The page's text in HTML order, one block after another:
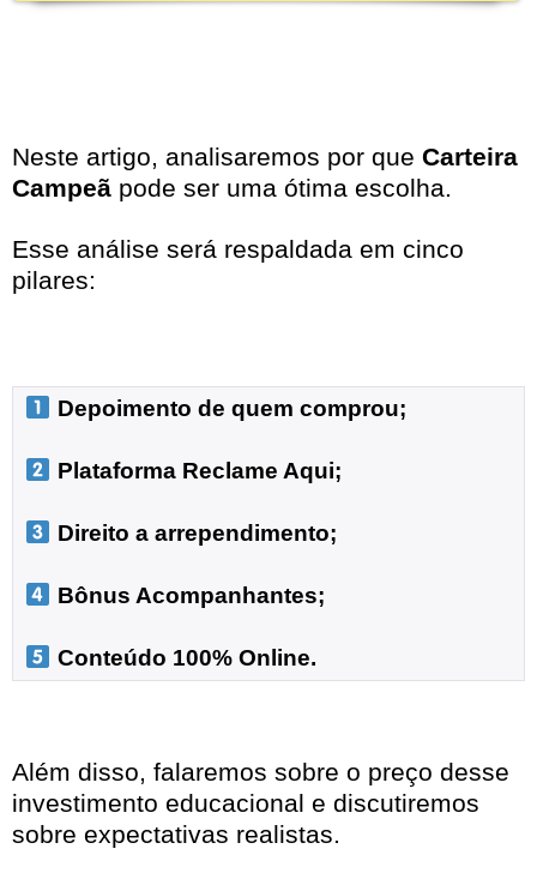
Neste artigo, analisaremos por que Carteira
Campeã pode ser uma ótima escolha.
Esse análise será respaldada em cinco
pilares:
Depoimento de quem comprou;
Plataforma Reclame Aqui;
Direito a arrependimento;
Bônus Acompanhantes;
Conteúdo 100% Online.
Além disso, falaremos sobre o preço desse
investimento educacional e discutiremos
sobre expectativas realistas.